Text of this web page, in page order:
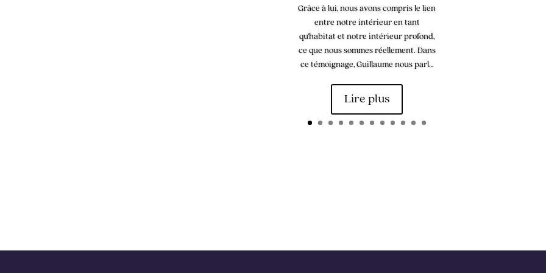
Grâce à lui, nous avons compris le lien
entre notre intérieur en tant
qu’habitat et notre intérieur profond,
ce que nous sommes réellement. Dans
ce témoignage, Guillaume nous parl…
Lire plus